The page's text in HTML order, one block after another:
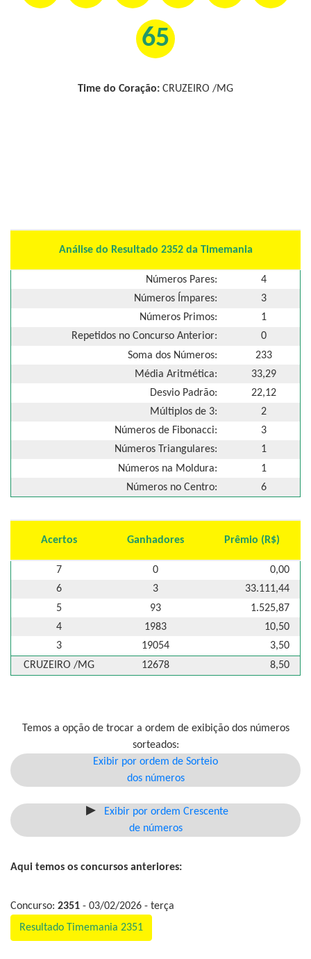
65
Time do Coração: CRUZEIRO /MG
Análise do Resultado 2352 da Timemania
Números Pares:
4
Números Ímpares:
3
Números Primos:
1
Repetidos no Concurso Anterior:
0
Soma dos Números:
233
Média Aritmética:
33,29
Desvio Padrão:
22,12
Múltiplos de 3:
2
Números de Fibonacci:
3
Números Triangulares:
1
Números na Moldura:
1
Números no Centro:
6
Acertos Ganhadores Prêmio (R$)
7 0
0,00
6
3
33.111,44
5
93
1.525,87
4
1983
10,50
3
19054
3,50
CRUZEIRO /MG
12678 8,50
Temos a opção de trocar a ordem de exibição dos números
sorteados:
Exibir por ordem de Sorteio
dos números
Exibir por ordem Crescente
de números
Aqui temos os concursos anteriores:
Concurso: 2351 - 03/02/2026 - terça
Resultado Timemania 2351